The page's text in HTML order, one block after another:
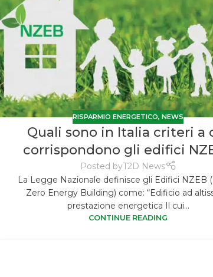
RISPARMIO ENERGETICO,NEWS
Quali sono in Italia criteri a
corrispondono gli edifici
Posted byT2D News
La Legge Nazionale definisce gli Edifici NZEB
Zero Energy Building) come: “Edificio ad
prestazione energetica Il cui...
CONTINUE READING